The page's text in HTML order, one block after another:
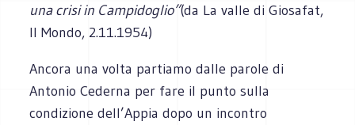
una crisi in Campidoglio”(da La valle di Giosafat,
Il Mondo, 2.11.1954)
Ancora una volta partiamo dalle parole di
Antonio Cederna per fare il punto sulla
condizione dell’Appia dopo un incontro